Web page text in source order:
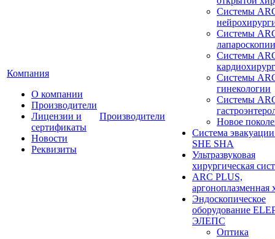
Компания
О компании
Производители
Лицензии и
сертификаты
Новости
Реквизиты
Производители
Системы
Системы
лапароскопии
Системы
Системы
гинекологии
Системы
Новое
Система
SHE SHA
Ультразвуковая
хирургическая
ARC PLUS,
аргоноплазменная
Эндоскопическое
оборудование
ЭЛЕПС
Оптика